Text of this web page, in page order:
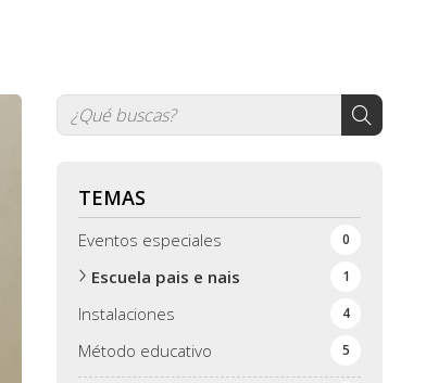
TEMAS
Eventos especiales 0
Escuela pais e nais 1
Instalaciones 4
Método educativo 5